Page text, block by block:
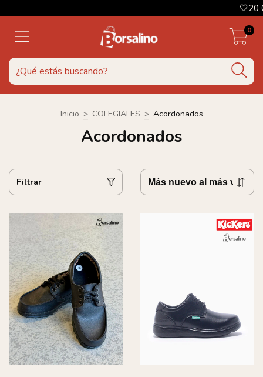
🤍20
0
Inicio > COLEGIALES > Acordonados
Acordonados
Filtrar